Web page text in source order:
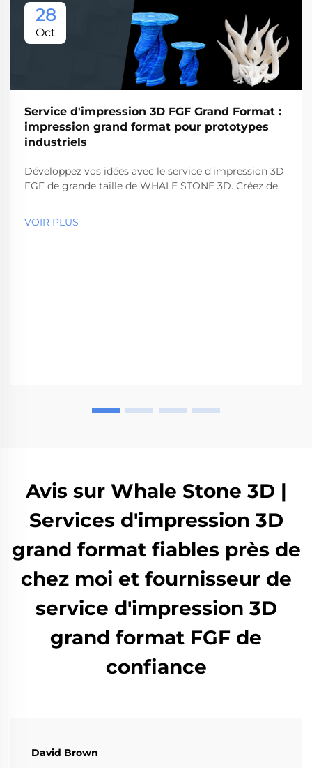
28
Oct
Service d'impression 3D FGF Grand Format :
impression grand format pour prototypes
industriels
Développez vos idées avec le service d'impression 3D
FGF de grande taille de WHALE STONE 3D. Créez des
VOIR PLUS
Avis sur Whale Stone 3D |
Services d'impression 3D
grand format fiables près de
chez moi et fournisseur de
service d'impression 3D
grand format FGF de
confiance
David Brown